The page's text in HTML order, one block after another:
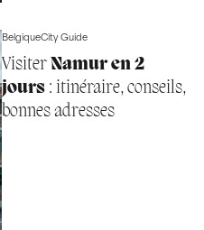
BelgiqueCity Guide
VisiterNamur en 2
jours: itinéraire, conseils,
bonnes adresses